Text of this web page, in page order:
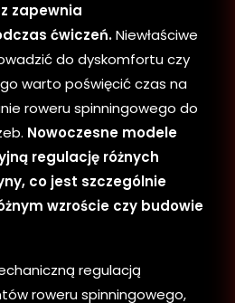
zapewnia
ćwiczeń.Niewłaściwe
do dyskomfortu czy
warto poświęcić czas na
roweru spinningowego do
Nowoczesne modele
regulację różnych
co jest szczególnie
wzroście czy budowie
regulacją
roweru spinningowego,